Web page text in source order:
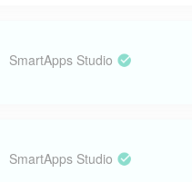
SmartApps Studio
SmartApps Studio